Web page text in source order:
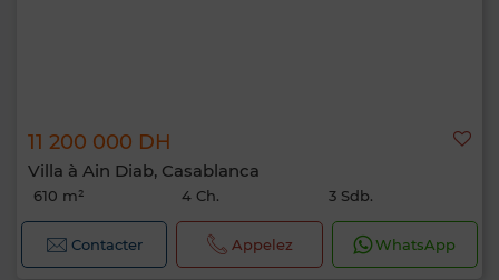
11 200 000 DH
Villa à Ain Diab, Casablanca
610 m² 4 Ch. 3 Sdb.
Contacter Appelez WhatsApp